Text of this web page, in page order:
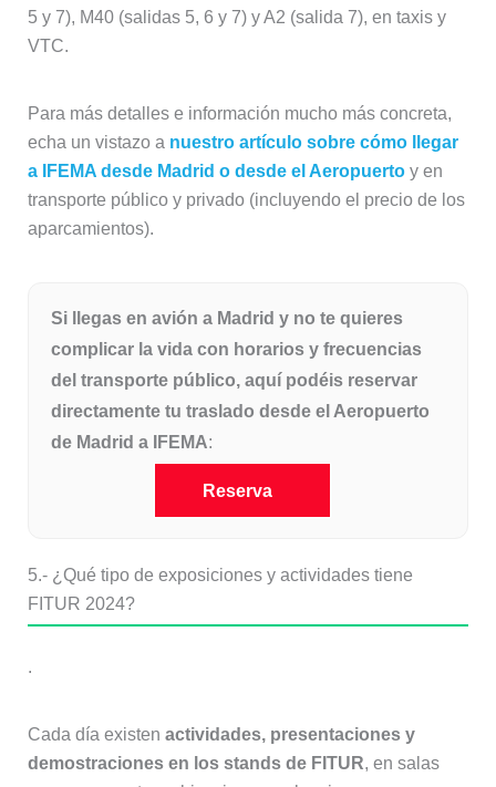
5 y 7), M40 (salidas 5, 6 y 7) y A2 (salida 7), en taxis y
VTC.
Para más detalles e información mucho más concreta,
echa un vistazo a nuestro artículo sobre cómo llegar
a IFEMA desde Madrid o desde el Aeropuertoy en
transporte público y privado (incluyendo el precio de los
aparcamientos).
Si llegas en avión a Madrid y no te quieres
complicar la vida con horarios y frecuencias
del transporte público, aquí podéis reservar
directamente tu traslado desde el Aeropuerto
de Madrid a IFEMA:
Reserva
5.- ¿Qué tipo de exposiciones y actividades tiene
FITUR 2024?
.
Cada día existen actividades, presentaciones y
demostraciones en los stands de FITUR, en salas